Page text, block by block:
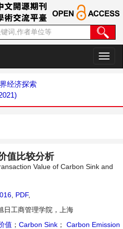
切
换
经济探索
值比较分析
Value of Carbon Sink and
PDF,
日工商管理学院，上海
值 ； Carbon Sink ；
Carbon Emission